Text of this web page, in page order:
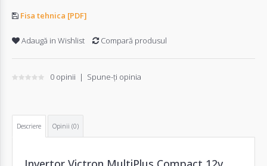
Fisa tehnica [PDF]
Adaugă in Wishlist Compară produsul
0 opinii | Spune-ţi opinia
Descriere Opinii (0)